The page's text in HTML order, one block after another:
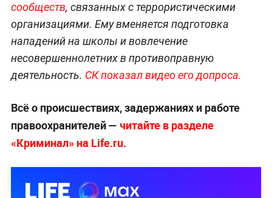
сообществ, связанных с террористическими
организациями. Ему вменяется подготовка
нападений на школы и вовлечение
несовершеннолетних в противоправную
деятельность. СК показал видео его допроса.
Всё о происшествиях, задержаниях и работе
правоохранителей — читайте в разделе
«Криминал» на Life.ru.